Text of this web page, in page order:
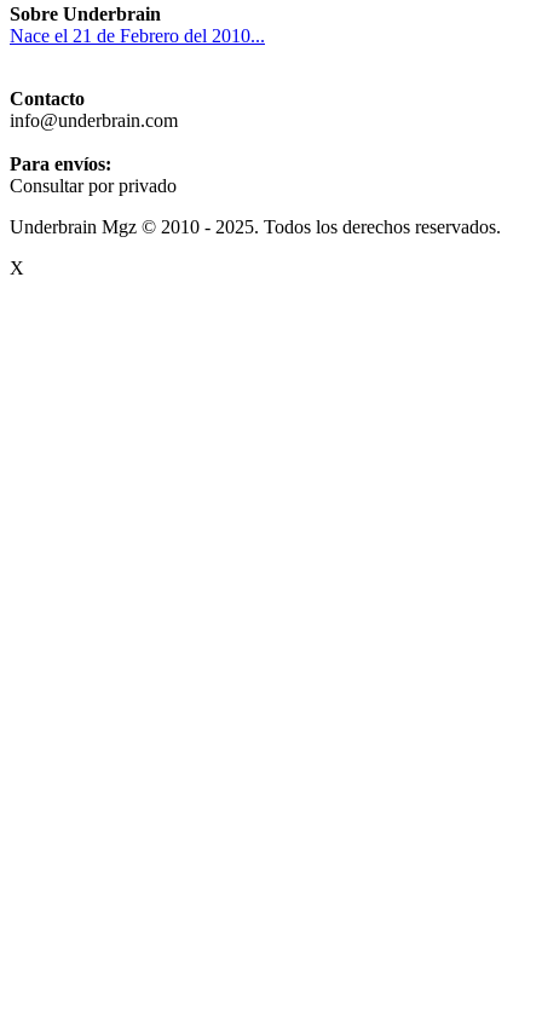
Sobre Underbrain
Nace el 21 de Febrero del 2010...
Contacto
info@underbrain.com
Para envíos:
Consultar por privado
Underbrain Mgz © 2010 - 2025. Todos los derechos reservados.
X